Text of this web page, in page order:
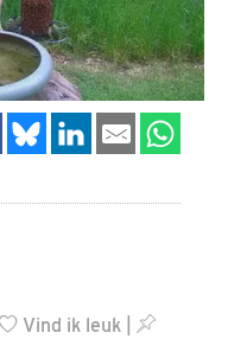
Vind ik leuk